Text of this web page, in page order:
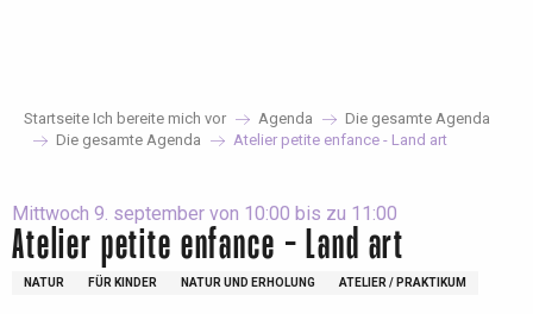
Startseite Ich bereite mich vor Agenda
Die gesamte Agenda
Die gesamte Agenda
Atelier petite enfance - Land art
Mittwoch 9. september von 10:00 bis zu 11:00
Atelier petite enfance - Land art
NATUR FÜR KINDER NATUR UND ERHOLUNG ATELIER / PRAKTIKUM